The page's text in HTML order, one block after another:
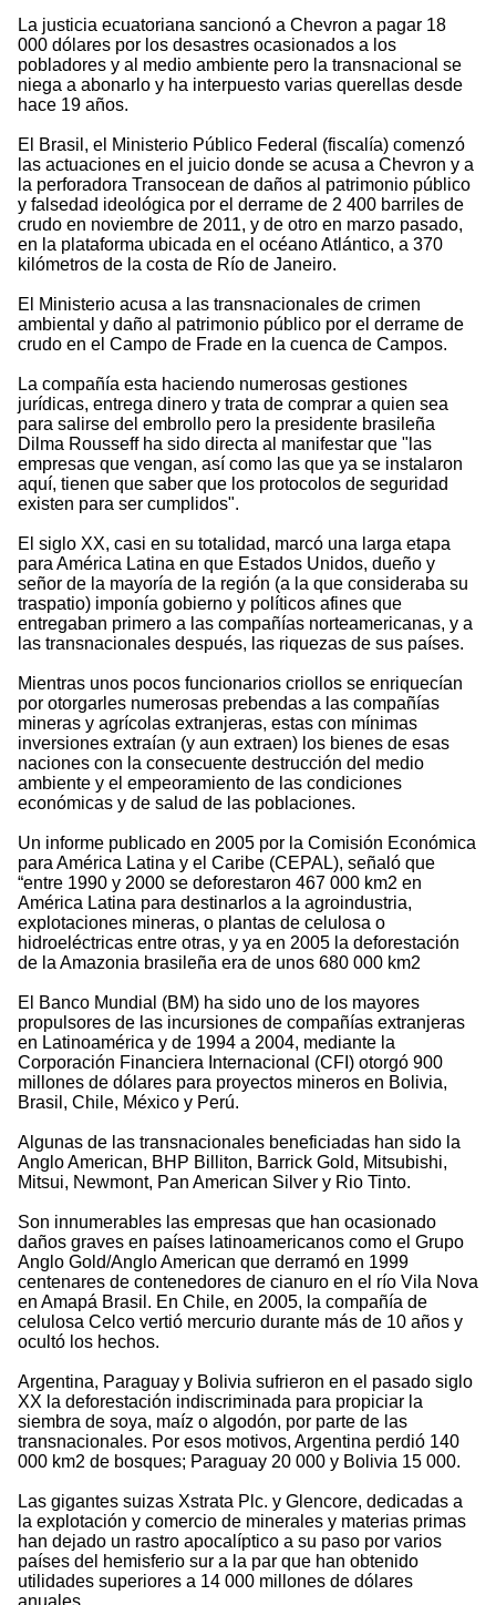
La justicia ecuatoriana sancionó a Chevron a pagar 18
000 dólares por los desastres ocasionados a los
pobladores y al medio ambiente pero la transnacional se
niega a abonarlo y ha interpuesto varias querellas desde
hace 19 años.
El Brasil, el Ministerio Público Federal (fiscalía) comenzó
las actuaciones en el juicio donde se acusa a Chevron y a
la perforadora Transocean de daños al patrimonio público
y falsedad ideológica por el derrame de 2 400 barriles de
crudo en noviembre de 2011, y de otro en marzo pasado,
en la plataforma ubicada en el océano Atlántico, a 370
kilómetros de la costa de Río de Janeiro.
El Ministerio acusa a las transnacionales de crimen
ambiental y daño al patrimonio público por el derrame de
crudo en el Campo de Frade en la cuenca de Campos.
La compañía esta haciendo numerosas gestiones
jurídicas, entrega dinero y trata de comprar a quien sea
para salirse del embrollo pero la presidente brasileña
Dilma Rousseff ha sido directa al manifestar que "las
empresas que vengan, así como las que ya se instalaron
aquí, tienen que saber que los protocolos de seguridad
existen para ser cumplidos".
El siglo XX, casi en su totalidad, marcó una larga etapa
para América Latina en que Estados Unidos, dueño y
señor de la mayoría de la región (a la que consideraba su
traspatio) imponía gobierno y políticos afines que
entregaban primero a las compañías norteamericanas, y a
las transnacionales después, las riquezas de sus países.
Mientras unos pocos funcionarios criollos se enriquecían
por otorgarles numerosas prebendas a las compañías
mineras y agrícolas extranjeras, estas con mínimas
inversiones extraían (y aun extraen) los bienes de esas
naciones con la consecuente destrucción del medio
ambiente y el empeoramiento de las condiciones
económicas y de salud de las poblaciones.
Un informe publicado en 2005 por la Comisión Económica
para América Latina y el Caribe (CEPAL), señaló que
“entre 1990 y 2000 se deforestaron 467 000 km2 en
América Latina para destinarlos a la agroindustria,
explotaciones mineras, o plantas de celulosa o
hidroeléctricas entre otras, y ya en 2005 la deforestación
de la Amazonia brasileña era de unos 680 000 km2
El Banco Mundial (BM) ha sido uno de los mayores
propulsores de las incursiones de compañías extranjeras
en Latinoamérica y de 1994 a 2004, mediante la
Corporación Financiera Internacional (CFI) otorgó 900
millones de dólares para proyectos mineros en Bolivia,
Brasil, Chile, México y Perú.
Algunas de las transnacionales beneficiadas han sido la
Anglo American, BHP Billiton, Barrick Gold, Mitsubishi,
Mitsui, Newmont, Pan American Silver y Rio Tinto.
Son innumerables las empresas que han ocasionado
daños graves en países latinoamericanos como el Grupo
Anglo Gold/Anglo American que derramó en 1999
centenares de contenedores de cianuro en el río Vila Nova
en Amapá Brasil. En Chile, en 2005, la compañía de
celulosa Celco vertió mercurio durante más de 10 años y
ocultó los hechos.
Argentina, Paraguay y Bolivia sufrieron en el pasado siglo
XX la deforestación indiscriminada para propiciar la
siembra de soya, maíz o algodón, por parte de las
transnacionales. Por esos motivos, Argentina perdió 140
000 km2 de bosques; Paraguay 20 000 y Bolivia 15 000.
Las gigantes suizas Xstrata Plc. y Glencore, dedicadas a
la explotación y comercio de minerales y materias primas
han dejado un rastro apocalíptico a su paso por varios
países del hemisferio sur a la par que han obtenido
utilidades superiores a 14 000 millones de dólares